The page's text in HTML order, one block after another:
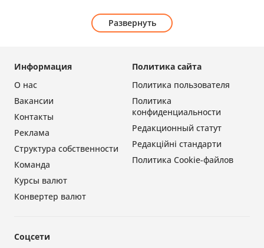
Развернуть
Политика сайта
Политика пользователя
Политика
конфиденциальности
Редакционный статут
Редакційні стандарти
Политика Cookie-файлов
Информация
О нас
Вакансии
Контакты
Реклама
Структура собственности
Команда
Курсы валют
Конвертер валют
Соцсети